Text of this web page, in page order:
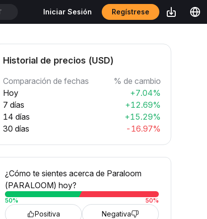
Iniciar Sesión Regístrese
Historial de precios (USD)
Comparación de fechas
% de cambio
Hoy
+7.04%
7 días
+12.69%
14 días
+15.29%
30 días
-16.97%
¿Cómo te sientes acerca de Paraloom
(PARALOOM) hoy?
50% 50%
Positiva Negativa